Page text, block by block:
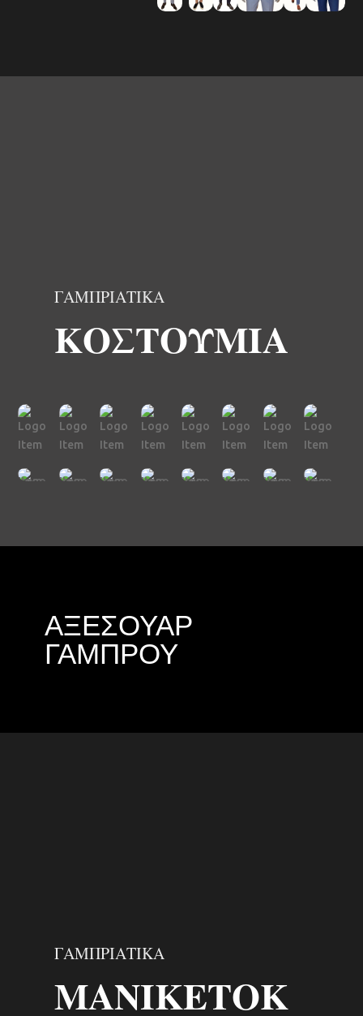
ΓΑΜΠΡΙΑΤΙΚΑ
ΚΟΣΤΟΥΜΙΑ
ΑΞΕΣΟΥΑΡ
ΓΑΜΠΡΟΥ
ΓΑΜΠΡΙΑΤΙΚΑ
ΜΑΝΙΚΕΤΟΚ